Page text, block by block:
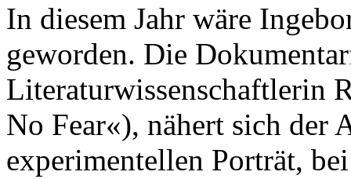
In diesem Jahr wäre
geworden. Die
Literaturwissenschaftlerin
No Fear«), nähert sich der
experimentellen Porträt,